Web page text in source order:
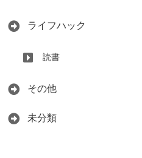
ライフハック
読書
その他
未分類